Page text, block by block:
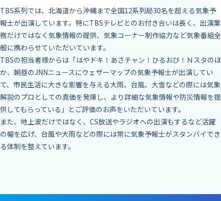
TBS系列では、北海道から沖縄まで全国12系列局30名を超える気象予
報士が出演しています。特にTBSテレビとのお付き合いは長く、出演業
務だけではなく気象情報の提供、気象コーナー制作協力など気象番組全
般に携わらせていただいています。
TBSの担当者様からは「はやドキ！あさチャン！ひるおび！Ｎスタのほ
か、朝昼のJNNニュースにウェザーマップの気象予報士が出演してい
て、市民生活に大きな影響を与える大雨、台風、大雪などの際には気象
解説のプロとしての真価を発揮し、より詳細な気象情報や防災情報を提
供してもらっている」とご評価のお声をいただいています。
また、地上波だけではなく、CS放送やラジオへの出演もするなど活躍
の幅を広げ、台風や大雨などの際には常に気象予報士がスタンバイでき
る体制を整えています。